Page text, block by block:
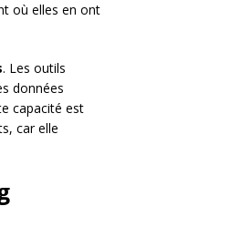
où elles en ont
. Les outils
données
capacité est
car elle